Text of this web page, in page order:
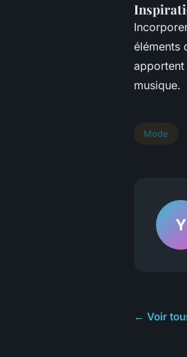
éléments
apportent
musique.
Mode
Y
← Voir